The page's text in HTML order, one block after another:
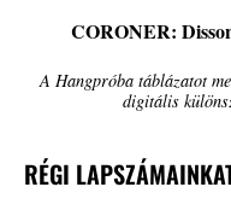
CORONER:
A Hangpróba táblázatot
digitális
RÉGI